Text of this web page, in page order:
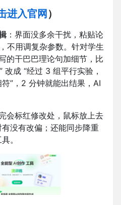
进入官网 ）
：界面没多余干扰，粘贴论
不用调复杂参数。针对学生
的干巴巴理论句加细节，比
改成 “经过 3 组平行实验，
”，2 分钟就能出结果，AI
会标红修改处，鼠标放上去
没有改偏；还能同步降重
。